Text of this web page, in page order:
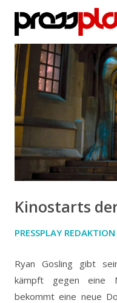
Kinostarts
PRESSPLAY REDAKTION
Ryan Gosling gibt
kämpft gegen eine
bekommt eine neue